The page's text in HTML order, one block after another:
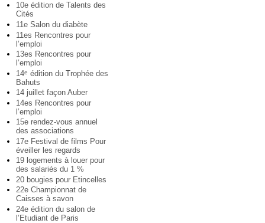
10e édition de Talents des
Cités
11e Salon du diabète
11es Rencontres pour
l’emploi
13es Rencontres pour
l’emploi
14e édition du Trophée des
Bahuts
14 juillet façon Auber
14es Rencontres pour
l’emploi
15e rendez-vous annuel
des associations
17e Festival de films Pour
éveiller les regards
19 logements à louer pour
des salariés du 1 %
20 bougies pour Etincelles
22e Championnat de
Caisses à savon
24e édition du salon de
l’Etudiant de Paris